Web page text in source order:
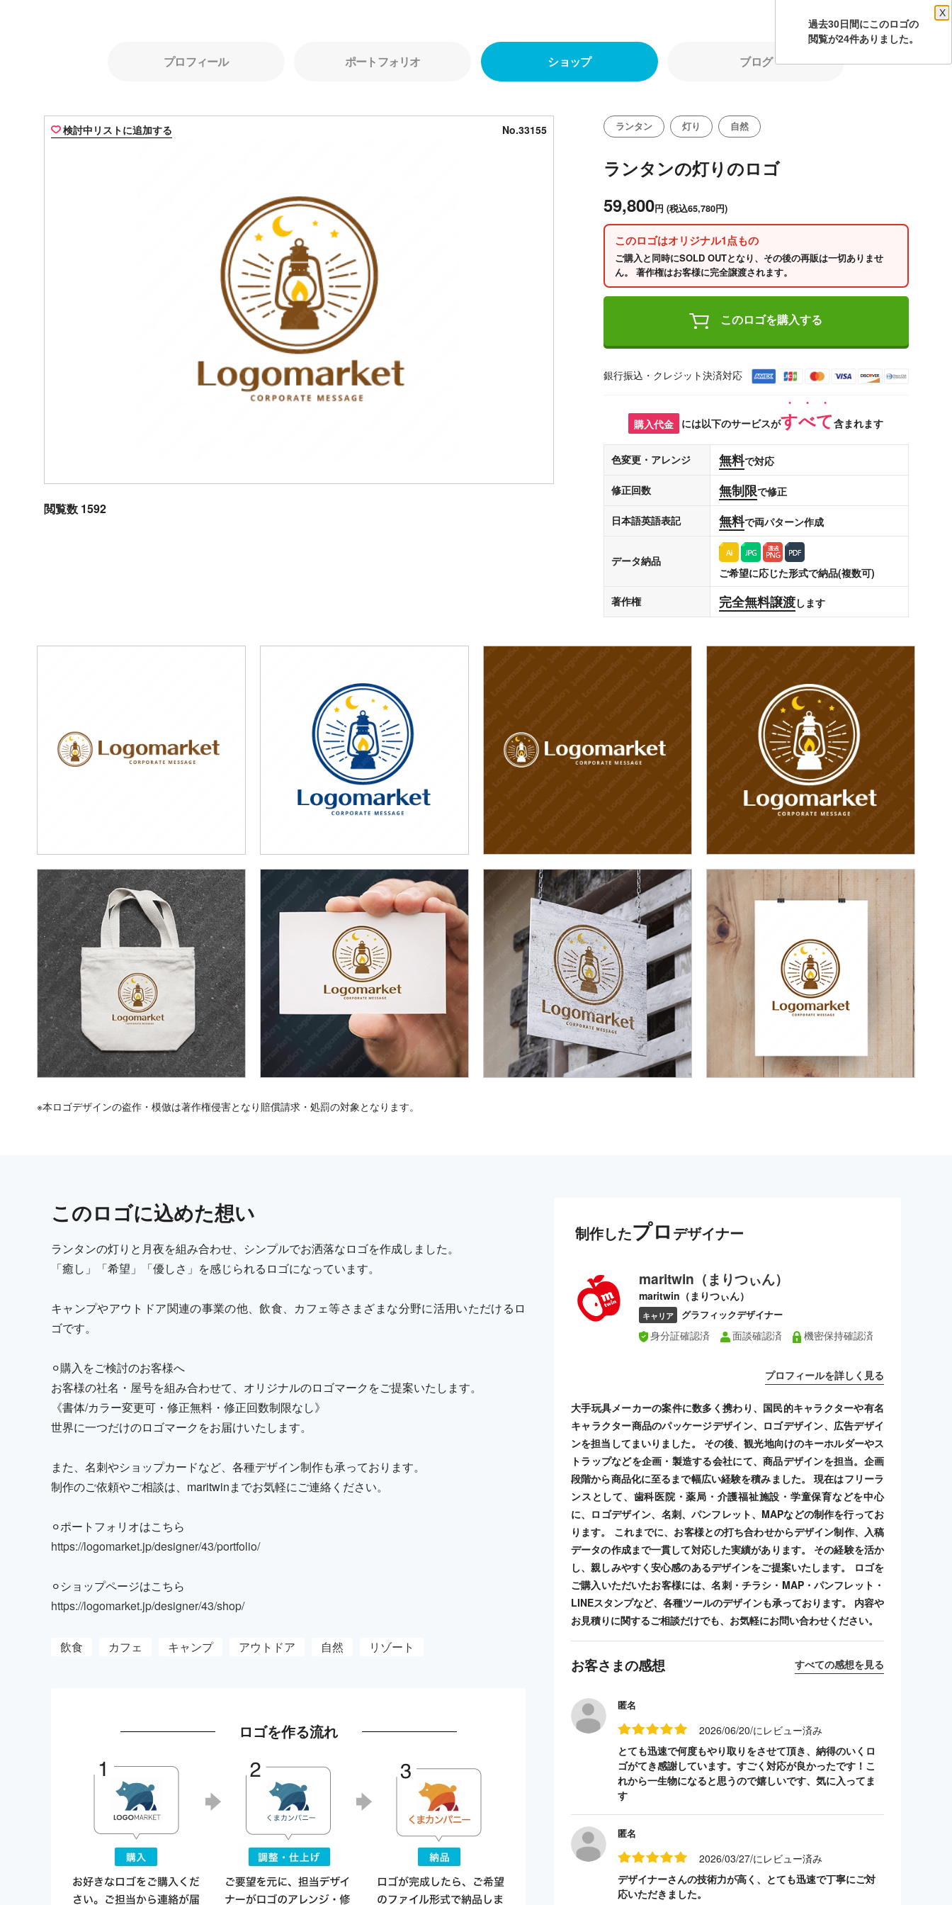
プロフィール ポートフォリオ ショップ ブログ
検討中リストに追加する No.33155
閲覧数 1592
ランタン 灯り 自然
ランタンの灯りのロゴ
59,800円 (税込65,780円)
このロゴはオリジナル1点もの
ご購入と同時にSOLD OUTとなり、その後の再販は一切ありませ
ん。 著作権はお客様に完全譲渡されます。
このロゴを購入する
銀行振込・クレジット決済対応
購入代金 には以下のサービスがすべて含まれます
色変更・アレンジ 無料で対応
修正回数 無制限で修正
日本語英語表記 無料で両パターン作成
データ納品
ご希望に応じた形式で納品(複数可)
著作権
完全無料譲渡します
※本ロゴデザインの盗作・模倣は著作権侵害となり賠償請求・処罰の対象となります。
このロゴに込めた想い
ランタンの灯りと月夜を組み合わせ、シンプルでお洒落なロゴを作成しました。
「癒し」「希望」「優しさ」を感じられるロゴになっています。
キャンプやアウトドア関連の事業の他、飲食、カフェ等さまざまな分野に活用いただけるロ
ゴです。
⚪︎購入をご検討のお客様へ
お客様の社名・屋号を組み合わせて、オリジナルのロゴマークをご提案いたします。
《書体/カラー変更可・修正無料・修正回数制限なし》
世界に一つだけのロゴマークをお届けいたします。
また、名刺やショップカードなど、各種デザイン制作も承っております。
制作のご依頼やご相談は、maritwinまでお気軽にご連絡ください。
⚪︎ポートフォリオはこちら
https://logomarket.jp/designer/43/portfolio/
⚪︎ショップページはこちら
https://logomarket.jp/designer/43/shop/
飲食 カフェ キャンプ アウトドア 自然 リゾート
ロゴを作る流れ
制作したプロ デザイナー
maritwin（まりつぃん）
maritwin（まりつぃん）
キャリア グラフィックデザイナー
身分証確認済 面談確認済 機密保持確認済
プロフィールを詳しく見る
大手玩具メーカーの案件に数多く携わり、国民的キャラクターや有名
キャラクター商品のパッケージデザイン、ロゴデザイン、広告デザイ
ンを担当してまいりました。 その後、観光地向けのキーホルダーやス
トラップなどを企画・製造する会社にて、商品デザインを担当。企画
段階から商品化に至るまで幅広い経験を積みました。 現在はフリーラ
ンスとして、歯科医院・薬局・介護福祉施設・学童保育などを中心
に、ロゴデザイン、名刺、パンフレット、MAPなどの制作を行ってお
ります。 これまでに、お客様との打ち合わせからデザイン制作、入稿
データの作成まで一貫して対応した実績があります。 その経験を活か
し、親しみやすく安心感のあるデザインをご提案いたします。 ロゴを
ご購入いただいたお客様には、名刺・チラシ・MAP・パンフレット・
LINEスタンプなど、各種ツールのデザインも承っております。 内容や
お見積りに関するご相談だけでも、お気軽にお問い合わせください。
お客さまの感想 すべての感想を見る
匿名
2026/06/20/にレビュー済み
とても迅速で何度もやり取りをさせて頂き、納得のいくロ
ゴがてき感謝しています。すごく対応が良かったです！こ
れから一生物になると思うので嬉しいです、気に入ってま
す
匿名
2026/03/27/にレビュー済み
デザイナーさんの技術力が高く、とても迅速で丁寧にご対
応いただきました。
過去30日間にこのロゴの
X
閲覧が24件ありました。